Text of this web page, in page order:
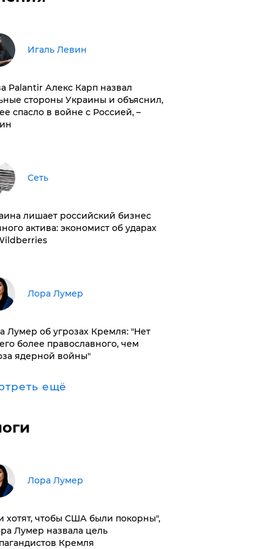
Игаль Левин
Palantir Алекс Карп назвал
стороны Украины и объяснил,
спасло в войне с Россией, –
Сеть
лишает российский бизнес
актива: экономист об ударах
​Лора Лумер
Лумер об угрозах Кремля: "Нет
более православного, чем
ядерной войны"
ещё
​Лора Лумер
хотят, чтобы США были покорны",
Лумер назвала цель
Кремля